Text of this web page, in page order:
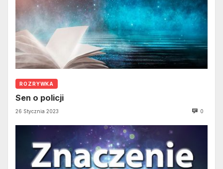
ROZRYWKA
Sen o policji
26 Stycznia 2023 0